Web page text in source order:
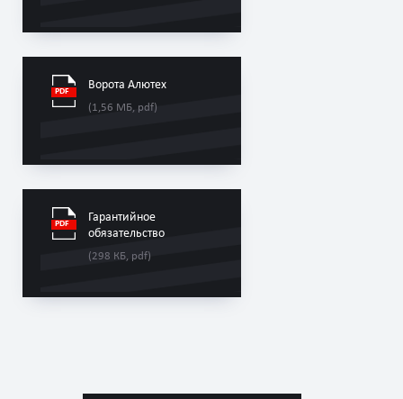
Ворота Алютех
(1,56 МБ, pdf)
Гарантийное
обязательство
(298 КБ, pdf)